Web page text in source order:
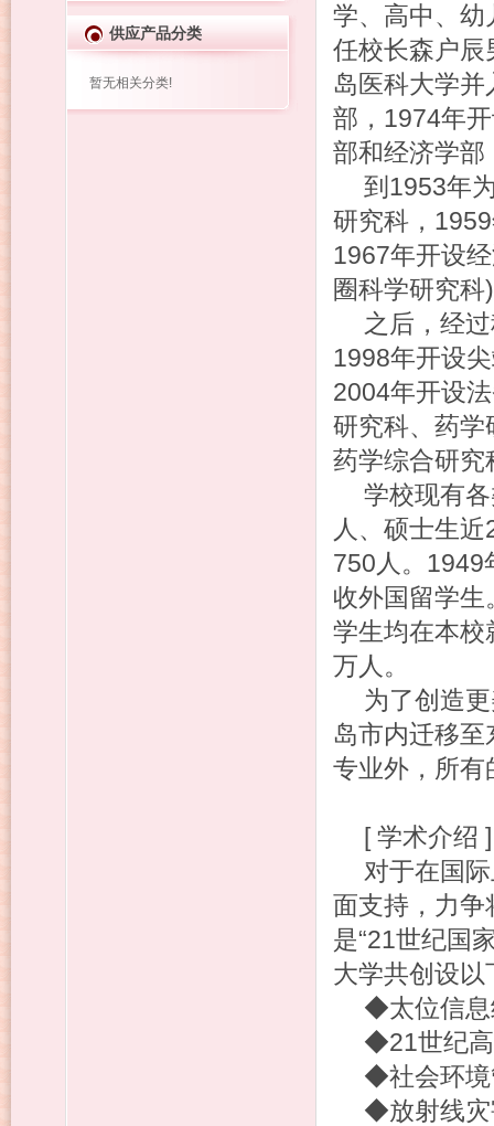
供应产品分类
暂无相关分类!
学、高中、幼
任校长森户辰
岛医科大学
部，1974年
部和经济学部
到1953年
研究科，
1967年开设
圈科学研究
之后，经
1998年开设
2004年开设
研究科、药学
药学综合研究
学校现有
人、硕士生
750人。1949
收外国留学
学生均在本校
万人。
为了创造
岛市内迁移
专业外，所有
[ 学术介绍 ]
对于在国
面支持，力争
是“21世纪国
大学共创设
◆太位信息
◆21世纪
◆社会环境
◆放射线灾